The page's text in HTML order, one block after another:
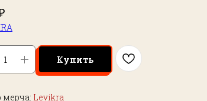
Купить
мерча: Levikra